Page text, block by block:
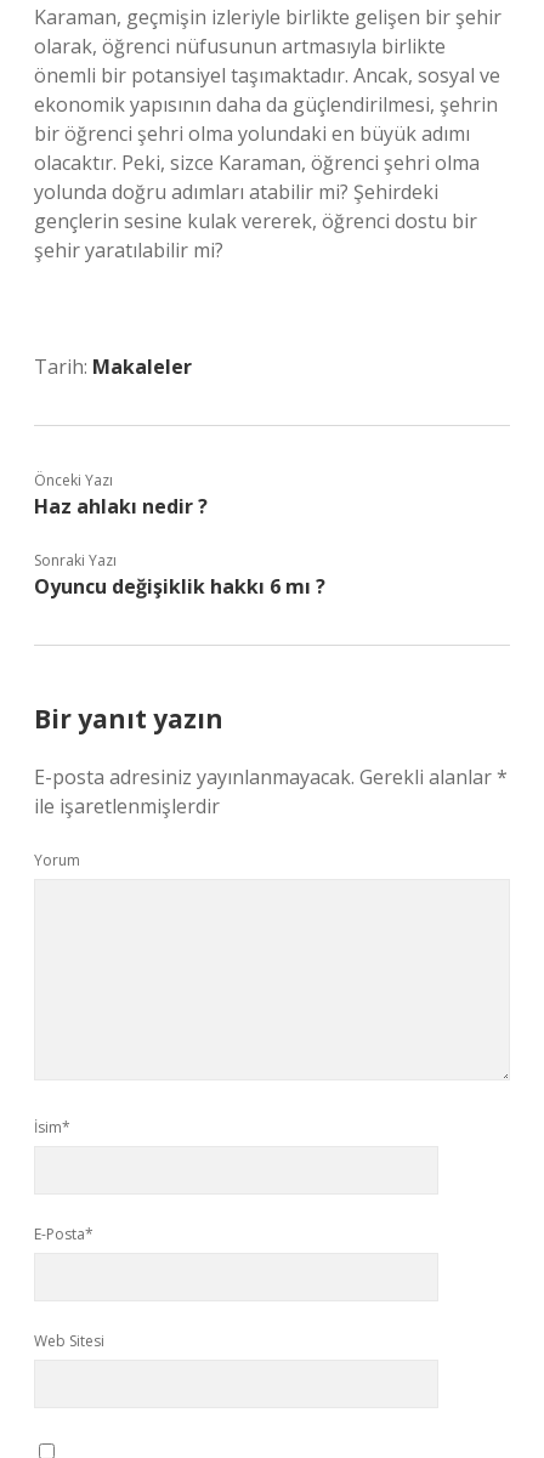
Karaman, geçmişin izleriyle birlikte gelişen bir şehir
olarak, öğrenci nüfusunun artmasıyla birlikte
önemli bir potansiyel taşımaktadır. Ancak, sosyal ve
ekonomik yapısının daha da güçlendirilmesi, şehrin
bir öğrenci şehri olma yolundaki en büyük adımı
olacaktır. Peki, sizce Karaman, öğrenci şehri olma
yolunda doğru adımları atabilir mi? Şehirdeki
gençlerin sesine kulak vererek, öğrenci dostu bir
şehir yaratılabilir mi?
Tarih: Makaleler
Önceki Yazı
Haz ahlakı nedir ?
Sonraki Yazı
Oyuncu değişiklik hakkı 6 mı ?
Bir yanıt yazın
E-posta adresiniz yayınlanmayacak. Gerekli alanlar*
ile işaretlenmişlerdir
Yorum
İsim*
E-Posta*
Web Sitesi